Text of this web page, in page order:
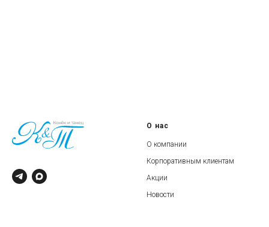
О нас
О компании
Корпоративным клиентам
Акции
Новости